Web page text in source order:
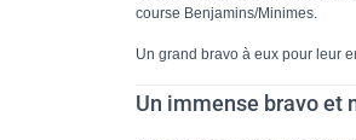
course Benjamins/Minimes.
Un grand bravo à eux pour leur
Un immense bravo et